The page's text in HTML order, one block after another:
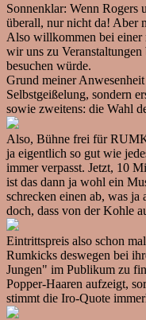
Sonnenklar: Wenn Rogers
überall, nur nicht da! Aber
Also willkommen bei
wir uns zu
besuchen würde.
Grund meiner
Selbstgeißelung, sondern
sowie zweitens: die Wahl
Also, Bühne frei für
ja eigentlich so gut wie
immer verpasst. Jetzt, 10
ist das dann ja wohl ein
schrecken einen ab, was
doch, dass von der Kohle
Eintrittspreis also schon
Rumkicks deswegen bei
Jungen" im Publikum zu
Popper-Haaren aufzeigt,
stimmt die Iro-Quote